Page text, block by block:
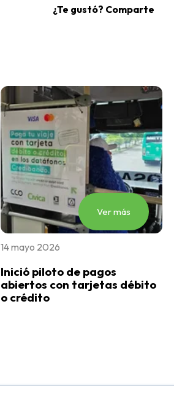
¿Te gustó? Comparte
Ver más
14 mayo 2026
Inició piloto de pagos
abiertos con tarjetas débito
o crédito